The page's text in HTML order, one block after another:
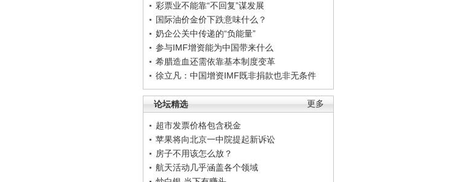
彩票业不能靠“不回复”谋发展
国际油价金价下跌意味什么？
奶企公关中传递的“负能量”
参与IMF增资能为中国带来什么
希腊造血还需依靠基本制度变革
徐立凡：中国增资IMF既非捐款也非无条件
更多
论坛精选
超市发票价格包含税金
苹果将向北京一中院提起新诉讼
房子不用该怎么放？
航天活动几乎涵盖各个领域